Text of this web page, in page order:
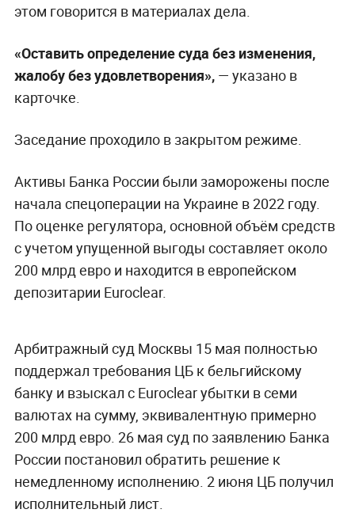
этом говорится в материалах дела.
«Оставить определение суда без изменения,
жалобу без удовлетворения»,— указано в
карточке.
Заседание проходило в закрытом режиме.
Активы Банка России были заморожены после
начала спецоперации на Украине в 2022 году.
По оценке регулятора, основной объём средств
с учетом упущенной выгоды составляет около
200 млрд евро и находится в европейском
депозитарии Euroclear.
Арбитражный суд Москвы 15 мая полностью
поддержал требования ЦБ к бельгийскому
банку и взыскал с Euroclear убытки в семи
валютах на сумму, эквивалентную примерно
200 млрд евро. 26 мая суд по заявлению Банка
России постановил обратить решение к
немедленному исполнению. 2 июня ЦБ получил
исполнительный лист.